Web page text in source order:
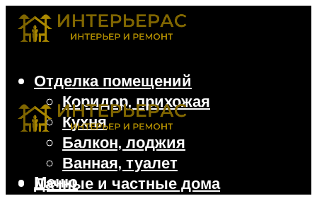
Отделка помещений
Коридор, прихожая
Кухня
Балкон, лоджия
Ванная, туалет
Дачные и частные дома
Меню